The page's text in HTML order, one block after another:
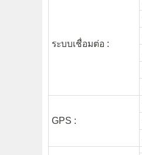
ระบบเชื่อมต่อ :
GPS :